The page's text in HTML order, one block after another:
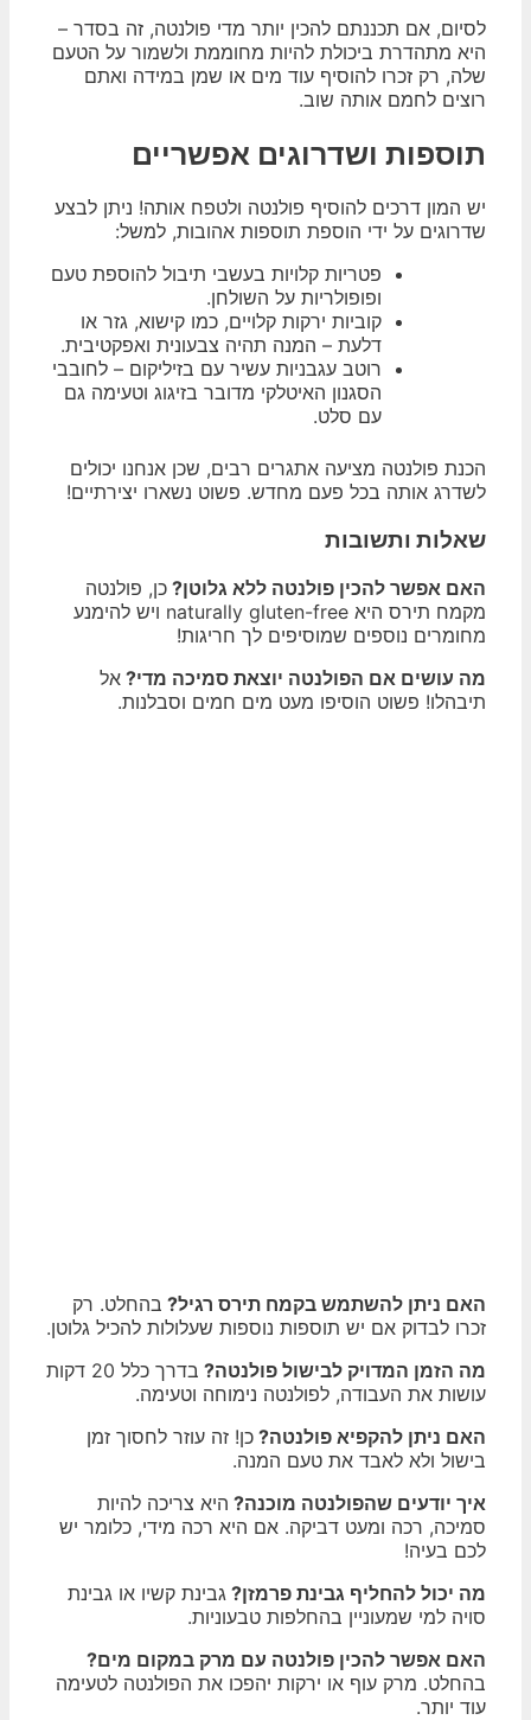
לסיום, אם תכננתם להכין יותר מדי פולנטה, זה בסדר –
היא מתהדרת ביכולת להיות מחוממת ולשמור על הטעם
שלה, רק זכרו להוסיף עוד מים או שמן במידה ואתם
רוצים לחמם אותה שוב.
תוספות ושדרוגים אפשריים
יש המון דרכים להוסיף פולנטה ולטפח אותה! ניתן לבצע
שדרוגים על ידי הוספת תוספות אהובות, למשל:
פטריות קלויות בעשבי תיבול להוספת טעם
ופופולריות על השולחן.
קוביות ירקות קלויים, כמו קישוא, גזר או
דלעת – המנה תהיה צבעונית ואפקטיבית.
רוטב עגבניות עשיר עם בזיליקום – לחובבי
הסגנון האיטלקי מדובר בזיגוג וטעימה גם
עם סלט.
הכנת פולנטה מציעה אתגרים רבים, שכן אנחנו יכולים
לשדרג אותה בכל פעם מחדש. פשוט נשארו יצירתיים!
שאלות ותשובות
האם אפשר להכין פולנטה ללא גלוטן?כן, פולנטה
מקמח תירס היא naturally gluten-free ויש להימנע
מחומרים נוספים שמוסיפים לך חריגות!
מה עושים אם הפולנטה יוצאת סמיכה מדי?אל
תיבהלו! פשוט הוסיפו מעט מים חמים וסבלנות.
האם ניתן להשתמש בקמח תירס רגיל?בהחלט. רק
זכרו לבדוק אם יש תוספות נוספות שעלולות להכיל גלוטן.
מה הזמן המדויק לבישול פולנטה?
בדרך כלל 20 דקות
עושות את העבודה, לפולנטה נימוחה וטעימה.
האם ניתן להקפיא פולנטה?כן! זה עוזר לחסוך זמן
בישול ולא לאבד את טעם המנה.
איך יודעים שהפולנטה מוכנה?היא צריכה להיות
סמיכה, רכה ומעט דביקה. אם היא רכה מידי, כלומר יש
לכם בעיה!
מה יכול להחליף גבינת פרמזן?גבינת קשיו או גבינת
סויה למי שמעוניין בהחלפות טבעוניות.
האם אפשר להכין פולנטה עם מרק במקום מים?
בהחלט. מרק עוף או ירקות יהפכו את הפולנטה לטעימה
עוד יותר.